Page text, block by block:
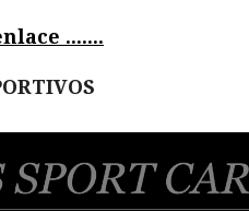
.......